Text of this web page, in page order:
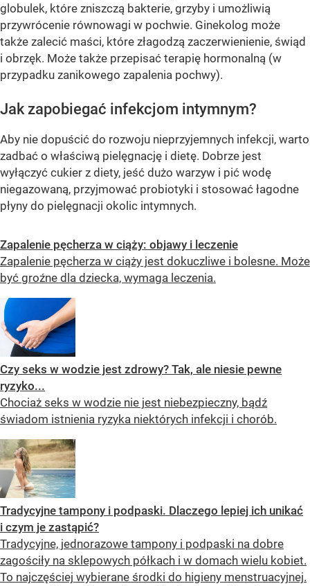
globulek, które zniszczą bakterie, grzyby i umożliwią
przywrócenie równowagi w pochwie. Ginekolog może
także zalecić maści, które złagodzą zaczerwienienie, świąd
i obrzęk. Może także przepisać terapię hormonalną (w
przypadku zanikowego zapalenia pochwy).
Jak zapobiegać infekcjom intymnym?
Aby nie dopuścić do rozwoju nieprzyjemnych infekcji, warto
zadbać o właściwą pielęgnację i dietę. Dobrze jest
wyłączyć cukier z diety, jeść dużo warzyw i pić wodę
niegazowaną, przyjmować probiotyki i stosować łagodne
płyny do pielęgnacji okolic intymnych.
Zapalenie pęcherza w ciąży: objawy i leczenie
Zapalenie pęcherza w ciąży jest dokuczliwe i bolesne. Może
być groźne dla dziecka, wymaga leczenia.
Czy seks w wodzie jest zdrowy? Tak, ale niesie pewne
ryzyko...
Chociaż seks w wodzie nie jest niebezpieczny, bądź
świadom istnienia ryzyka niektórych infekcji i chorób.
Tradycyjne tampony i podpaski. Dlaczego lepiej ich unikać
i czym je zastąpić?
Tradycyjne, jednorazowe tampony i podpaski na dobre
zagościły na sklepowych półkach i w domach wielu kobiet.
To najczęściej wybierane środki do higieny menstruacyjnej.